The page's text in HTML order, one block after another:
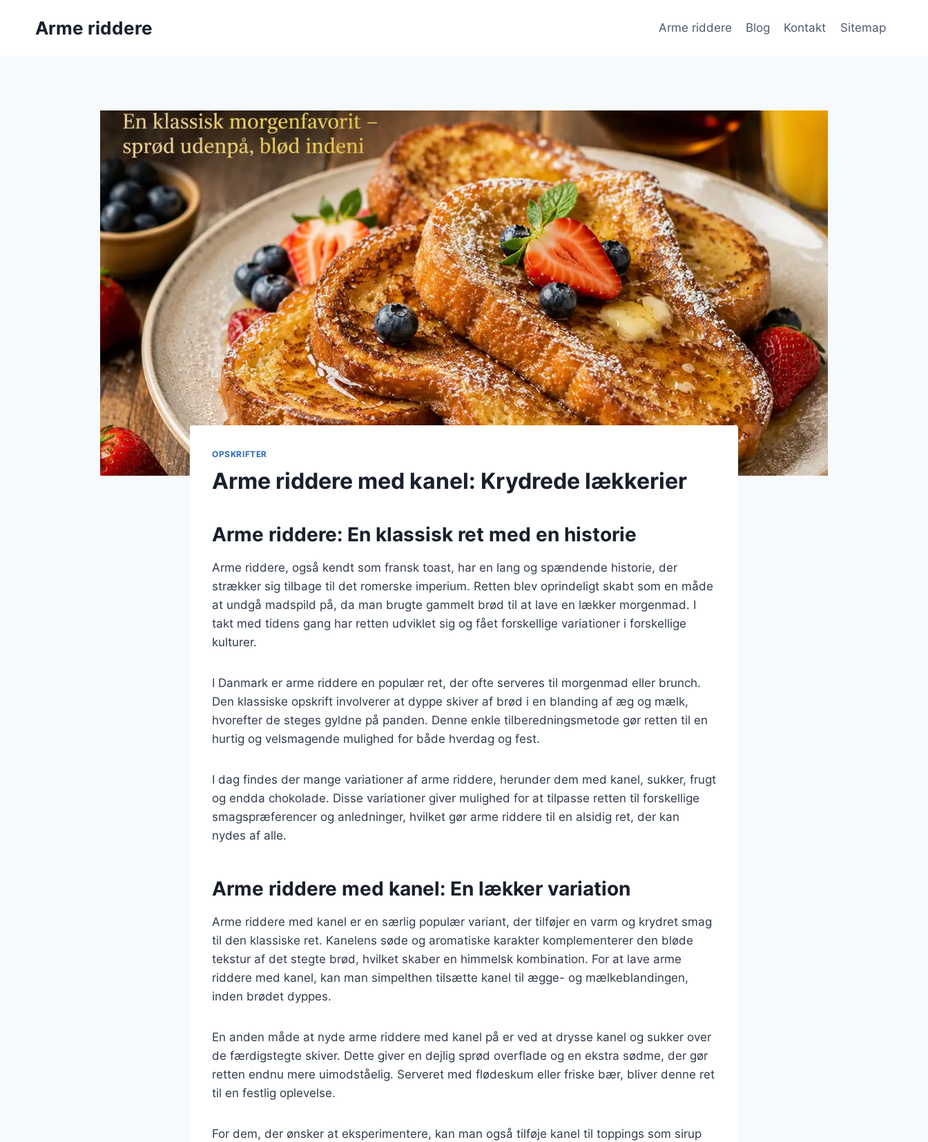
Arme riddere Arme riddere Blog Kontakt Sitemap
OPSKRIFTER
Arme riddere med kanel: Krydrede lækkerier
Arme riddere: En klassisk ret med en historie
Arme riddere, også kendt som fransk toast, har en lang og spændende historie, der
strækker sig tilbage til det romerske imperium. Retten blev oprindeligt skabt som en måde
at undgå madspild på, da man brugte gammelt brød til at lave en lækker morgenmad. I
takt med tidens gang har retten udviklet sig og fået forskellige variationer i forskellige
kulturer.
I Danmark er arme riddere en populær ret, der ofte serveres til morgenmad eller brunch.
Den klassiske opskrift involverer at dyppe skiver af brød i en blanding af æg og mælk,
hvorefter de steges gyldne på panden. Denne enkle tilberedningsmetode gør retten til en
hurtig og velsmagende mulighed for både hverdag og fest.
I dag findes der mange variationer af arme riddere, herunder dem med kanel, sukker, frugt
og endda chokolade. Disse variationer giver mulighed for at tilpasse retten til forskellige
smagspræferencer og anledninger, hvilket gør arme riddere til en alsidig ret, der kan
nydes af alle.
Arme riddere med kanel: En lækker variation
Arme riddere med kanel er en særlig populær variant, der tilføjer en varm og krydret smag
til den klassiske ret. Kanelens søde og aromatiske karakter komplementerer den bløde
tekstur af det stegte brød, hvilket skaber en himmelsk kombination. For at lave arme
riddere med kanel, kan man simpelthen tilsætte kanel til ægge- og mælkeblandingen,
inden brødet dyppes.
En anden måde at nyde arme riddere med kanel på er ved at drysse kanel og sukker over
de færdigstegte skiver. Dette giver en dejlig sprød overflade og en ekstra sødme, der gør
retten endnu mere uimodståelig. Serveret med flødeskum eller friske bær, bliver denne ret
til en festlig oplevelse.
For dem, der ønsker at eksperimentere, kan man også tilføje kanel til toppings som sirup